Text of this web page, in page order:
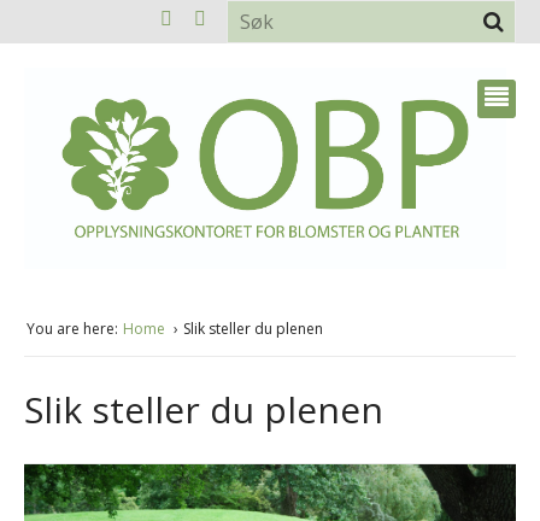
You are here: Home Slik steller du plenen
Slik steller du plenen